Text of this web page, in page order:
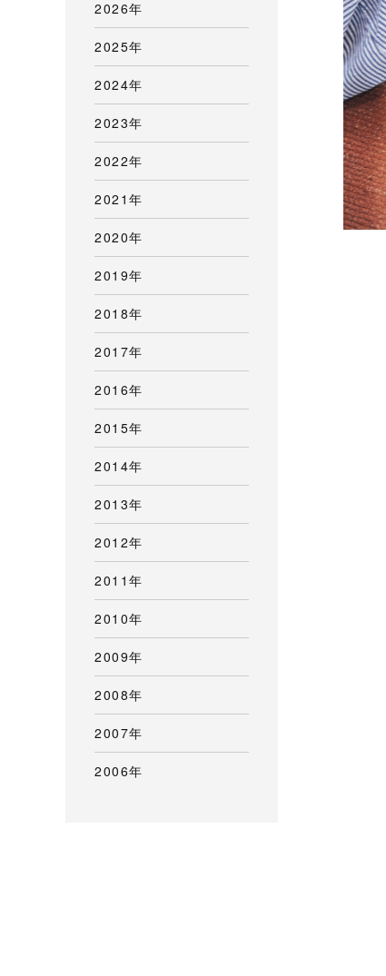
2026年
2025年
2024年
2023年
2022年
2021年
2020年
2019年
2018年
2017年
2016年
2015年
2014年
2013年
2012年
2011年
2010年
2009年
2008年
2007年
2006年